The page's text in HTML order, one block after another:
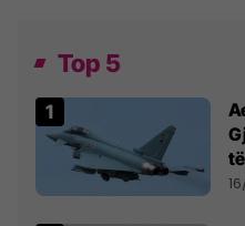
Top 5